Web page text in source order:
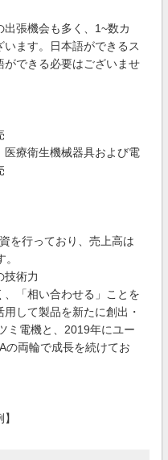
出張機会も多く、1~数カ
ます。日本語ができるス
ができる必要はございませ
医療衛生機械器具および電
を行っており、売上高は
技術力
「相い合わせる」ことを
して製品を新たに創出・
ミ電機と、2019年にユー
の両輪で成長を続けてお